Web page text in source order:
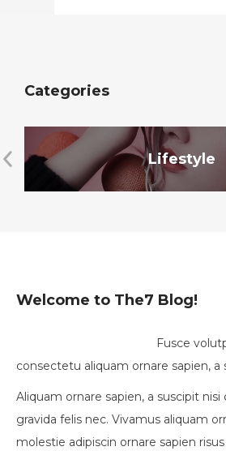
Categories
Lifestyle
Welcome to The7 Blog!
Fusce
consectetu aliquam ornare sapien, a
Aliquam ornare sapien, a suscipit nisi
gravida felis nec. Vivamus aliquam
molestie adipiscin ornare sapien